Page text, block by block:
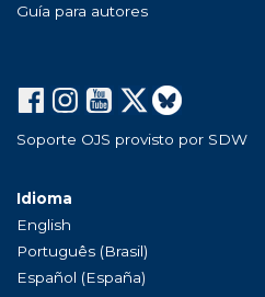
Guía para autores
Soporte OJS provisto por SDW
Idioma
English
Português (Brasil)
Español (España)